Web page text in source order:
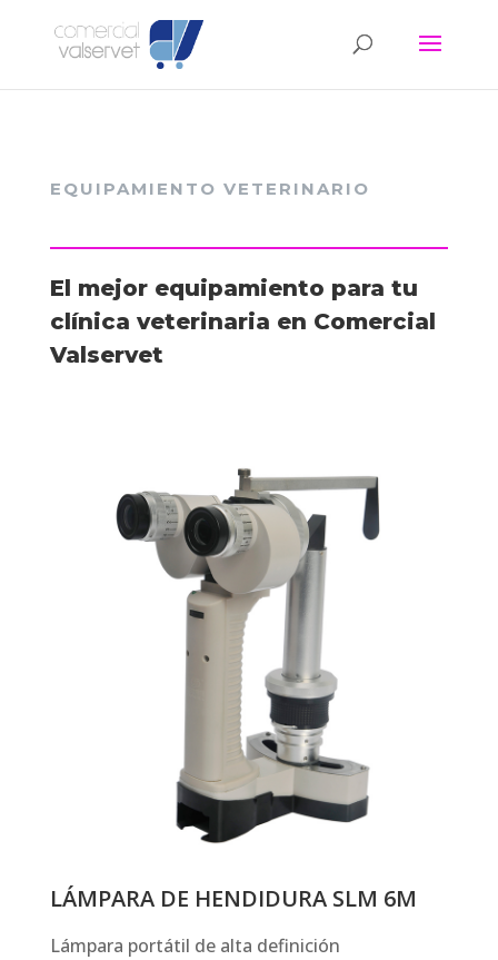
EQUIPAMIENTO VETERINARIO
El mejor equipamiento para tu
clínica veterinaria en Comercial
Valservet
LÁMPARA DE HENDIDURA SLM 6M
Lámpara portátil de alta definición